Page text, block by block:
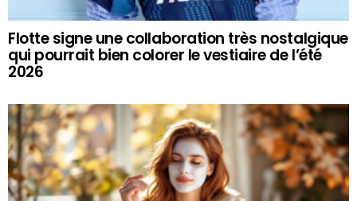
Flotte signe une collaboration très nostalgique
qui pourrait bien colorer le vestiaire de l’été
2026